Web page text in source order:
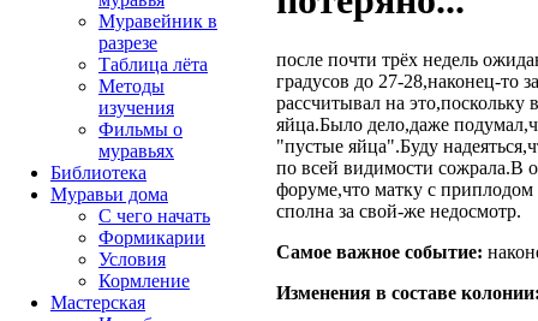
после почти трёх недель
градусов до 27-28,наконец-то
рассчитывал на это,поскольку
яйца.Было дело,даже
"пустые яйца".Буду
по всей видимости сожрала.В
форуме,что матку с приплодом
сполна за свой-же недосмотр.
Самое важное событие:
Изменения в составе
Муравейник в
разрезе
Таблица лёта
Методы
изучения
Фильмы о
муравьях
Библиотека
Муравьи дома
С чего начать
Формикарии
Условия
Кормление
Мастерская